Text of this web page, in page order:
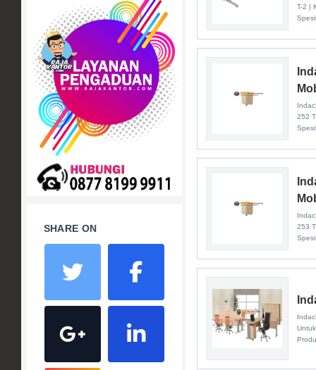
Paper Cutter
Partisi Kantor
Promo
+ Rak Serbaguna
+ Ranjang Besi
+ Sofa Kantor
+ Springbed
White Board / Papan Tulis
SHARE ON
T-2 |
252
253